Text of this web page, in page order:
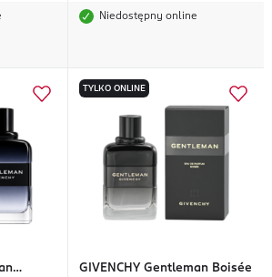
Niedostępny online
TYLKO ONLINE
GIVENCHY Gentleman Boisée